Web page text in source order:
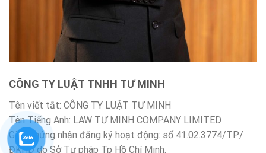
CÔNG TY LUẬT TNHH TƯ MINH
Tên viết tắt: CÔNG TY LUẬT TƯ MINH
Tên Tiếng Anh: LAW TƯ MINH COMPANY LIMITED
Giấy chứng nhận đăng ký hoạt động: số 41.02.3774/TP/
ĐKHĐ do Sở Tư pháp Tp Hồ Chí Minh.